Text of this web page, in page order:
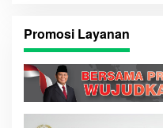
Promosi Layanan